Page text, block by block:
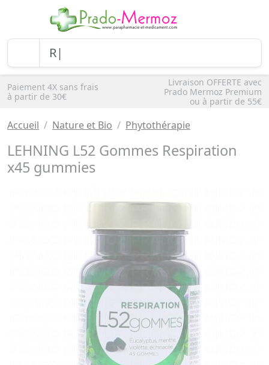
Paiement 4X sans frais
à partir de 30€
Livraison OFFERTE avec
Prado Mermoz Premium
ou à partir de 55€
Accueil Nature et Bio Phytothérapie
LEHNING L52 Gommes Respiration
x45 gummies